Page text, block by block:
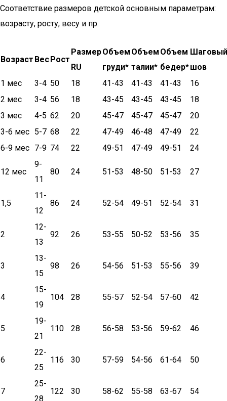
Соответствие размеров детской основным параметрам:
возрасту, росту, весу и пр.
Возраст ВесРост
Размер
RU
Объем
груди*
Объем
талии*
Объем
бедер*
Шаговый
шов
1 мес
3-4 50 18 41-43 41-43 41-43
16
2 мес
3-4 56 18 43-45 43-45 43-45
18
3 мес
4-5 62 20 45-47 45-47 45-47
20
3-6 мес 5-7 68 22 47-49 46-48 47-49
22
6-9 мес 7-9 74 22 49-51 47-49 49-51 24
12 мес
9-
11
80 24 51-53 48-50 51-53 27
1,5
11-
12
86 24 52-54 49-51 52-54 31
2
12-
13
92 26 53-55 50-52 53-56 35
3
13-
15
98 26 54-56 51-53 55-56 39
4
15-
19
104 28 55-57 52-54 57-60 42
5
19-
21
110 28 56-58 53-56 59-62 46
6
22-
25
116 30 57-59 54-56 61-64 50
7
25-
28
122 30 58-62 55-58 63-67 54